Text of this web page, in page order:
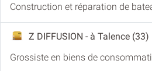
Construction et réparation de
Z DIFFUSION - à Talence (33)
Grossiste en biens de